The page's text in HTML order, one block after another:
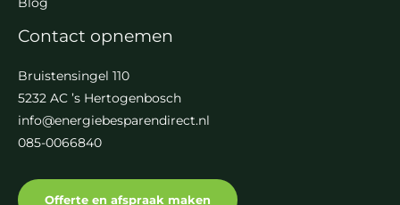
Contact opnemen
Bruistensingel 110
5232 AC ’s Hertogenbosch
info@energiebesparendirect.nl
085-0066840
Offerte en afspraak maken